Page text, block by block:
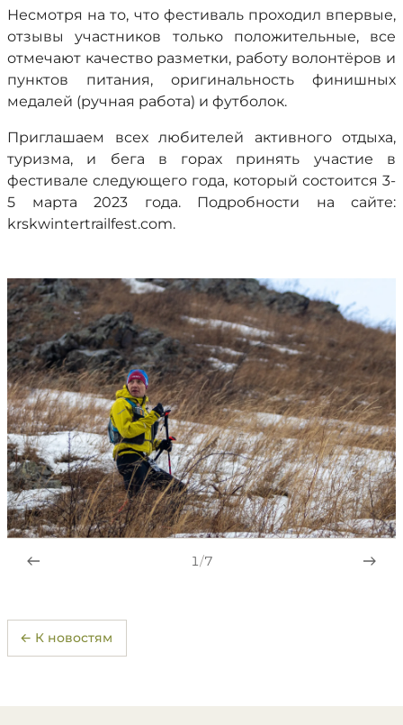
Несмотря на то, что фестиваль проходил впервые,
отзывы участников только положительные, все
отмечают качество разметки, работу волонтёров и
пунктов питания, оригинальность финишных
медалей (ручная работа) и футболок.
Приглашаем всех любителей активного отдыха,
туризма, и бега в горах принять участие в
фестивале следующего года, который состоится 3-
5 марта 2023 года. Подробности на сайте:
krskwintertrailfest.com.
1/7
← К новостям